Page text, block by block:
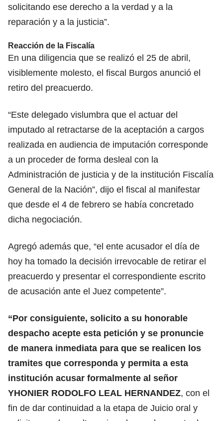
solicitando ese derecho a la verdad y a la
reparación y a la justicia”.
Reacción de la Fiscalía
En una diligencia que se realizó el 25 de abril,
visiblemente molesto, el fiscal Burgos anunció el
retiro del preacuerdo.
“Este delegado vislumbra que el actuar del
imputado al retractarse de la aceptación a cargos
realizada en audiencia de imputación corresponde
a un proceder de forma desleal con la
Administración de justicia y de la institución Fiscalía
General de la Nación”, dijo el fiscal al manifestar
que desde el 4 de febrero se había concretado
dicha negociación.
Agregó además que, “el ente acusador el día de
hoy ha tomado la decisión irrevocable de retirar el
preacuerdo y presentar el correspondiente escrito
de acusación ante el Juez competente”.
“Por consiguiente, solicito a su honorable
despacho acepte esta petición y se pronuncie
de manera inmediata para que se realicen los
tramites que corresponda y permita a esta
institución acusar formalmente al señor
YHONIER RODOLFO LEAL HERNANDEZ, con el
fin de dar continuidad a la etapa de Juicio oral y